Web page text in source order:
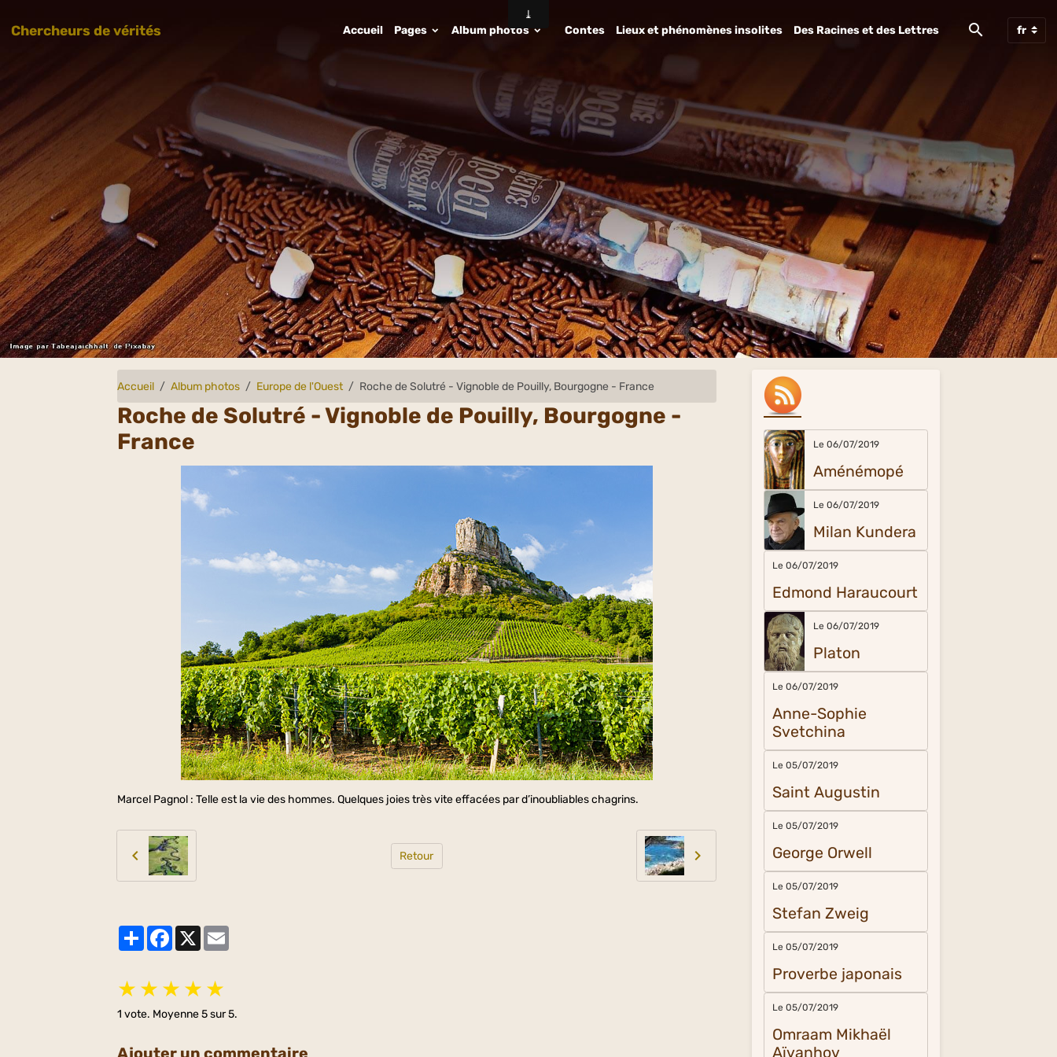
Chercheurs de vérités Accueil Pages Album photos Contes Lieux et phénomènes insolites Des Racines et des Lettres
Accueil Album photos Europe de l'Ouest Roche de Solutré - Vignoble de Pouilly, Bourgogne - France
Roche de Solutré - Vignoble de Pouilly, Bourgogne -
France
Marcel Pagnol : Telle est la vie des hommes. Quelques joies très vite effacées par d’inoubliables chagrins.
Retour
PartagerFacebook
X
★ ★ ★ ★ ★
1 vote. Moyenne5sur 5.
Le 06/07/2019
Aménémopé
Le 06/07/2019
Milan Kundera
Le 06/07/2019
Edmond Haraucourt
Le 06/07/2019
Platon
Le 06/07/2019
Anne-Sophie
Svetchina
Le 05/07/2019
Saint Augustin
Le 05/07/2019
George Orwell
Le 05/07/2019
Stefan Zweig
Le 05/07/2019
Proverbe japonais
Le 05/07/2019
Omraam Mikhaël
Aïvanhov